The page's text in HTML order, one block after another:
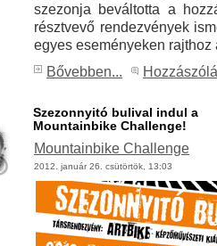
szezonja beváltotta a
résztvevő rendezvények
egyes eseményeken rajthoz
Bővebben...
Szezonnyitó bulival indul a
Mountainbike Challenge!
Mountainbike Challenge
2012. január 26. csütörtök, 13:03